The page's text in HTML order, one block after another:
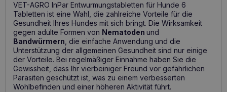
VET-AGRO InPar Entwurmungstabletten für Hunde 6
Tabletten ist eine Wahl, die zahlreiche Vorteile für die
Gesundheit Ihres Hundes mit sich bringt. Die Wirksamkeit
gegen adulte Formen von Nematoden und
Bandwürmern, die einfache Anwendung und die
Unterstützung der allgemeinen Gesundheit sind nur einige
der Vorteile. Bei regelmäßiger Einnahme haben Sie die
Gewissheit, dass Ihr vierbeiniger Freund vor gefährlichen
Parasiten geschützt ist, was zu einem verbesserten
Wohlbefinden und einer höheren Aktivität führt.